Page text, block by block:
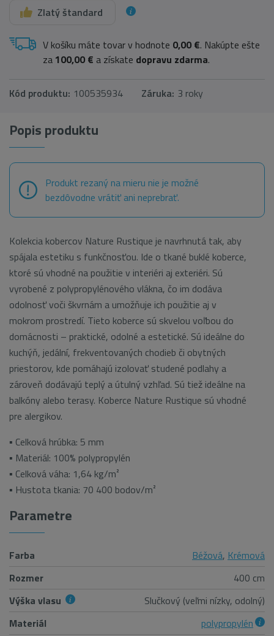
Zlatý štandard
V košíku máte tovar v hodnote 0,00 €. Nakúpte ešte
za 100,00 € a získate dopravu zdarma.
Kód produktu: 100535934 Záruka: 3 roky
Popis produktu
Produkt rezaný na mieru nie je možné
bezdôvodne vrátiť ani neprebrať.
Kolekcia kobercov Nature Rustique je navrhnutá tak, aby
spájala estetiku s funkčnosťou. Ide o tkané buklé koberce,
ktoré sú vhodné na použitie v interiéri aj exteriéri. Sú
vyrobené z polypropylénového vlákna, čo im dodáva
odolnosť voči škvrnám a umožňuje ich použitie aj v
mokrom prostredí. Tieto koberce sú skvelou voľbou do
domácnosti – praktické, odolné a estetické. Sú ideálne do
kuchýň, jedální, frekventovaných chodieb či obytných
priestorov, kde pomáhajú izolovať studené podlahy a
zároveň dodávajú teplý a útulný vzhľad. Sú tiež ideálne na
balkóny alebo terasy. Koberce Nature Rustique sú vhodné
pre alergikov.
▪ Celková hrúbka: 5 mm
▪ Materiál: 100% polypropylén
▪ Celková váha: 1,64 kg/m²
▪ Hustota tkania: 70 400 bodov/m²
Parametre
Farba Béžová, Krémová
Rozmer
400 cm
Výška vlasu
Slučkový (veľmi nízky, odolný)
Materiál
polypropylén